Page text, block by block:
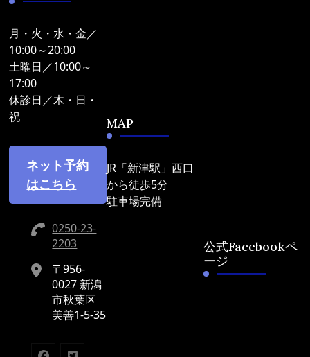
月・火・水・金／
10:00～20:00
土曜日／10:00～
17:00
休診日／木・日・
祝
ネット予約
はこちら
0250-23-
2203
〒956-
0027 新潟
市秋葉区
美善1-5-35
MAP
JR「新津駅」西口
から徒歩5分
駐車場完備
公式Facebookペ
ージ